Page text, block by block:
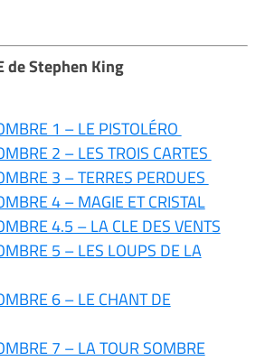
de Stephen King
1 – LE PISTOLÉRO
2 – LES TROIS CARTES
3 – TERRES PERDUES
4 – MAGIE ET CRISTAL
4.5 – LA CLE DES VENTS
5 – LES LOUPS DE LA
6 – LE CHANT DE
7 – LA TOUR SOMBRE